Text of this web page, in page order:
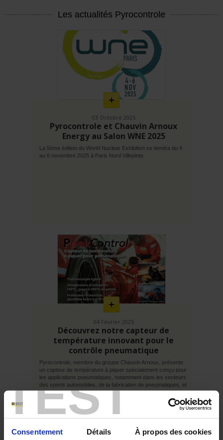
TEST
Consentement Détails À propos des cookies
Les actualités Pyrocontrole
savoir
plus
03 Octobre 2025
Pyrocontrole et Chauvin Arnoux
Energy au Salon WNE 2025
La 5ème édition du World Nuclear Exhibition se tiendra du 4
au 6 novembre 2025 à Paris Nord Villepinte.
En
savoir
plus
04 Février 2025
Découvrez notre capteur de
température innovant pour le
contrôle pneumatique
Pyrocontrole, membre du groupe Chauvin Arnoux, présente
un capteur de température à piquer spécialement conçu pour
les applications pneumatiques, notamment dans les secteurs
des sports automobiles, de la fabrication de pneumatiques, et
des...